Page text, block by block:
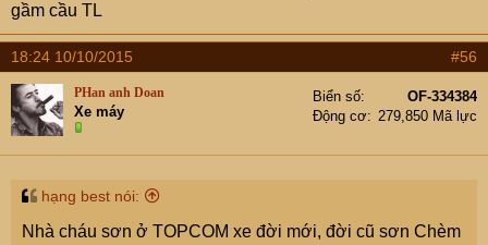
gầm cầu TL
18:24 10/10/2015 #56
PHan anh Doan
Xe máy
Biển số
OF-334384
Động cơ
279,850 Mã lực
hạng best nói:
Nhà cháu sơn ở TOPCOM xe đời mới, đời cũ sơn Chèm